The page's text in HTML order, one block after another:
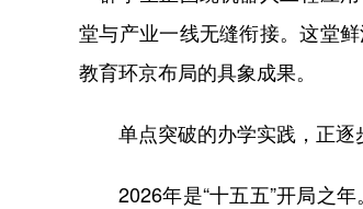
堂与产业一线无缝衔接。这堂
教育环京布局的具象成果。
单点突破的办学实践，正逐步
2026年是“十五五”开局之年